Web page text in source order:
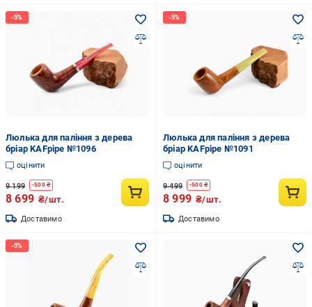
Люлька для паління з дерева
бріар KAFpipe №1096
оцінити
9 199 -500₴
8 699 ₴/шт.
Доставимо
Люлька для паління з дерева
бріар KAFpipe №1091
оцінити
9 499 -500₴
8 999 ₴/шт.
Доставимо